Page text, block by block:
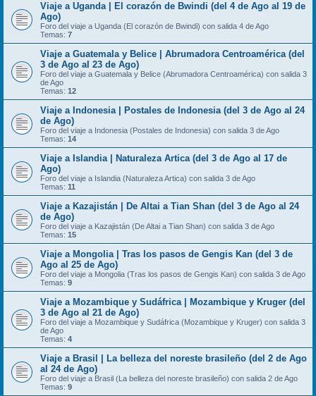
Viaje a Uganda | El corazón de Bwindi (del 4 de Ago al 19 de
Ago)
Foro del viaje a Uganda (El corazón de Bwindi) con salida 4 de Ago
Temas: 7
Viaje a Guatemala y Belice | Abrumadora Centroamérica (del
3 de Ago al 23 de Ago)
Foro del viaje a Guatemala y Belice (Abrumadora Centroamérica) con salida 3
de Ago
Temas: 12
Viaje a Indonesia | Postales de Indonesia (del 3 de Ago al 24
de Ago)
Foro del viaje a Indonesia (Postales de Indonesia) con salida 3 de Ago
Temas: 14
Viaje a Islandia | Naturaleza Artica (del 3 de Ago al 17 de
Ago)
Foro del viaje a Islandia (Naturaleza Artica) con salida 3 de Ago
Temas: 11
Viaje a Kazajistán | De Altai a Tian Shan (del 3 de Ago al 24
de Ago)
Foro del viaje a Kazajistán (De Altai a Tian Shan) con salida 3 de Ago
Temas: 15
Viaje a Mongolia | Tras los pasos de Gengis Kan (del 3 de
Ago al 25 de Ago)
Foro del viaje a Mongolia (Tras los pasos de Gengis Kan) con salida 3 de Ago
Temas: 9
Viaje a Mozambique y Sudáfrica | Mozambique y Kruger (del
3 de Ago al 21 de Ago)
Foro del viaje a Mozambique y Sudáfrica (Mozambique y Kruger) con salida 3
de Ago
Temas: 4
Viaje a Brasil | La belleza del noreste brasileño (del 2 de Ago
al 24 de Ago)
Foro del viaje a Brasil (La belleza del noreste brasileño) con salida 2 de Ago
Temas: 9